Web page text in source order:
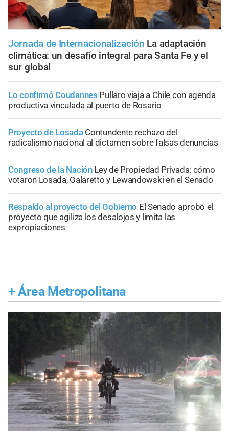
Jornada de Internacionalización La adaptación
climática: un desafío integral para Santa Fe y el
sur global
Lo confirmó Coudannes Pullaro viaja a Chile con agenda
productiva vinculada al puerto de Rosario
Proyecto de Losada Contundente rechazo del
radicalismo nacional al dictamen sobre falsas denuncias
Congreso de la Nación Ley de Propiedad Privada: cómo
votaron Losada, Galaretto y Lewandowski en el Senado
Respaldo al proyecto del Gobierno El Senado aprobó el
proyecto que agiliza los desalojos y limita las
expropiaciones
+ Área Metropolitana